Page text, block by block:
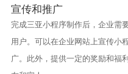
宣传和推广
完成三亚小程序制作后，企业需
用户。可以在企业网站上宣传小
广。此外，提供一定的奖励和福